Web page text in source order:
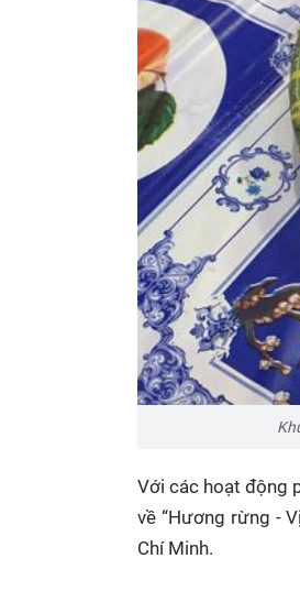
Với các hoạt động
về “Hương rừng -
Chí Minh.